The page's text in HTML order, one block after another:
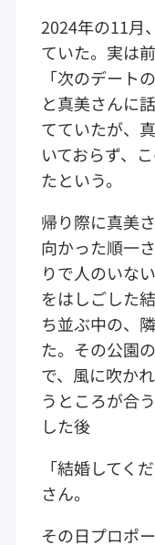
2024年の11月
ていた。実は
「次のデート
と真美さんに
てていたが、
いておらず、
たという。
帰り際に真美
向かった順一
りで人のいな
をはしごした
ち並ぶ中の、
た。その公園
で、風に吹か
うところが合
した後
「結婚してく
さん。
その日プロポ